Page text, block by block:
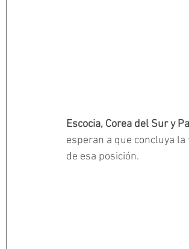
Escocia, Corea del Sur y
esperan a que concluya
de esa posición.